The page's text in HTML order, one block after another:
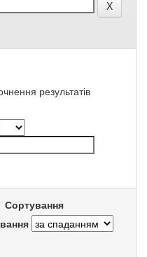
результатів
Сортування